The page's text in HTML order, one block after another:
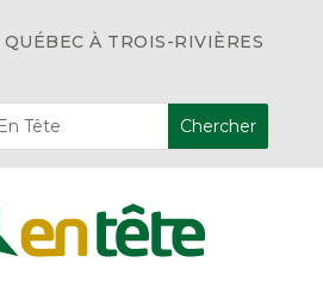
À TROIS-RIVIÈRES